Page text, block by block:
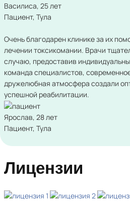
Василиса, 25 лет
Пациент, Тула
Очень благодарен клинике за их
лечении токсикомании. Врачи
случаю, предоставив
команда специалистов,
дружелюбная атмосфера создали
успешной реабилитации.
Ярослав, 28 лет
Пациент, Тула
Лицензии